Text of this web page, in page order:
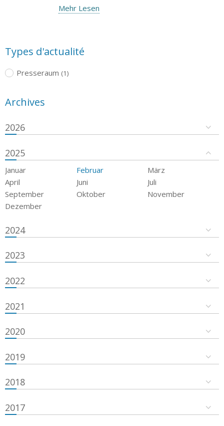
Mehr Lesen
Types d'actualité
Presseraum (1)
Archives
2026
2025
Januar Februar
März
April
Juni
Juli
September
Oktober
November
Dezember
2024
2023
2022
2021
2020
2019
2018
2017